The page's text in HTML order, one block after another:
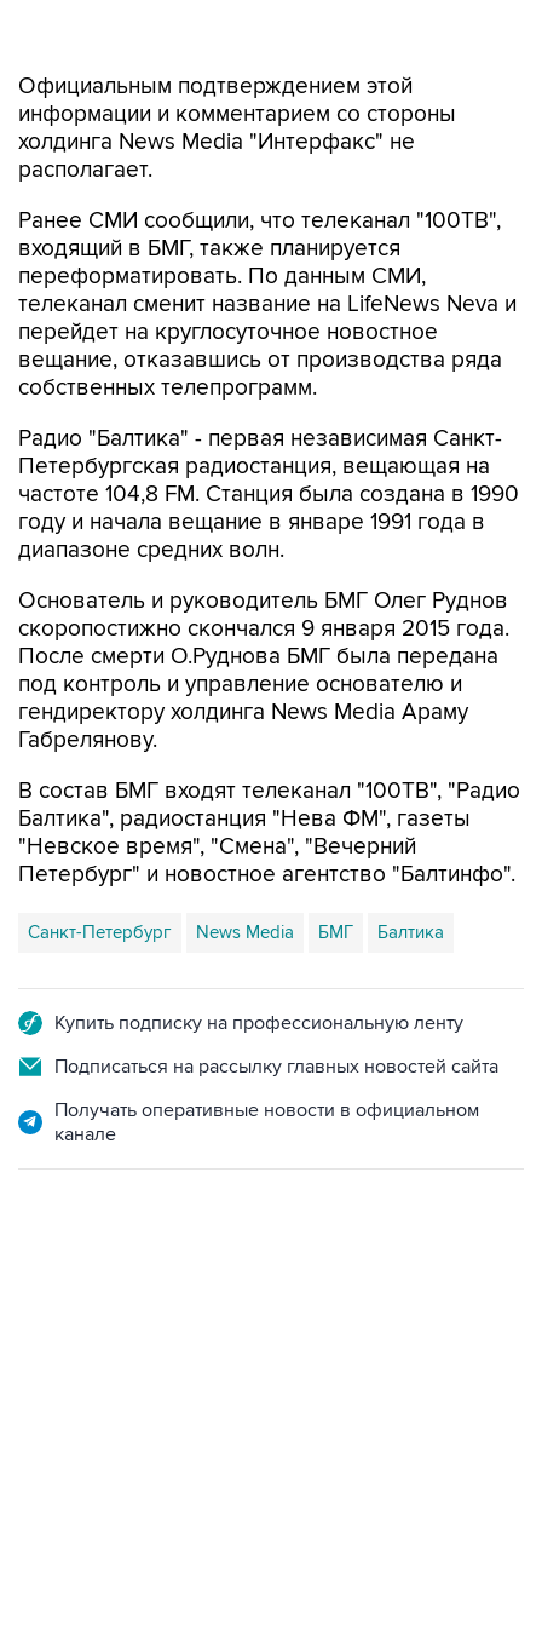
холдинга News Media "Интерфакс" не
располагает.
Ранее СМИ сообщили, что телеканал "100ТВ",
переформатировать. По данным СМИ,
телеканал сменит название на LifeNews Neva и
перейдет на круглосуточное новостное
вещание, отказавшись от производства ряда
собственных телепрограмм.
Радио "Балтика" - первая независимая Санкт-
частоте 104,8 FM. Станция была создана в 1990
году и начала вещание в январе 1991 года в
диапазоне средних волн.
Основатель и руководитель БМГ Олег Руднов
После смерти О.Руднова БМГ была передана
под контроль и управление основателю и
гендиректору холдинга News Media Араму
Габрелянову.
В состав БМГ входят телеканал "100ТВ", "Радио
"Невское время", "Смена", "Вечерний
Петербург" и новостное агентство "Балтинфо".
Санкт-Петербург News Media БМГ Балтика
Подписаться на рассылку главных новостей сайта
Получать оперативные новости в официальном